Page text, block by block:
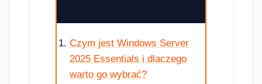
Czym jest Windows Server
2025 Essentials i dlaczego
warto go wybrać?